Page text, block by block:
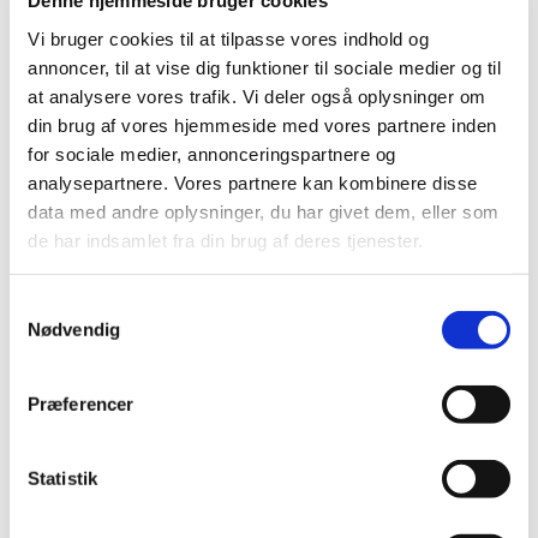
Vi bruger cookies til at tilpasse vores indhold og
annoncer, til at vise dig funktioner til sociale medier og til
at analysere vores trafik. Vi deler også oplysninger om
din brug af vores hjemmeside med vores partnere inden
for sociale medier, annonceringspartnere og
analysepartnere. Vores partnere kan kombinere disse
data med andre oplysninger, du har givet dem, eller som
de har indsamlet fra din brug af deres tjenester.
Nødvendig
Præferencer
Statistik
Høring over Medicintilskudsnævnets
indstilling for glucosamin
|27. maj 2011|
Medicintilskudsnævnet har revurderet tilskudsstatus for
lægemidler, der indeholder glucosamin. Lægemidlerne
Høring over Medicintilskudsnævnets
indstilling til tilskudsstatus for lægemidler til
behandling af depression og angst
|6. maj 2011|
foranledning revurderet tilskudsstatus for lægemidler i…
revurdering af tilskudsstatus for glucosamin